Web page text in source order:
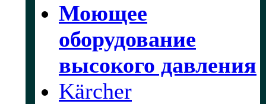
Моющее
оборудование
высокого давления
Kärcher